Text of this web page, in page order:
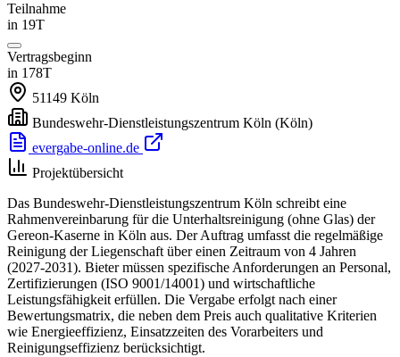
Teilnahme
in 19T
Vertragsbeginn
in 178T
51149 Köln
Bundeswehr-Dienstleistungszentrum Köln (Köln)
evergabe-online.de
Projektübersicht
Das Bundeswehr-Dienstleistungszentrum Köln schreibt eine
Rahmenvereinbarung für die Unterhaltsreinigung (ohne Glas) der
Gereon-Kaserne in Köln aus. Der Auftrag umfasst die regelmäßige
Reinigung der Liegenschaft über einen Zeitraum von 4 Jahren
(2027-2031). Bieter müssen spezifische Anforderungen an Personal,
Zertifizierungen (ISO 9001/14001) und wirtschaftliche
Leistungsfähigkeit erfüllen. Die Vergabe erfolgt nach einer
Bewertungsmatrix, die neben dem Preis auch qualitative Kriterien
wie Energieeffizienz, Einsatzzeiten des Vorarbeiters und
Reinigungseffizienz berücksichtigt.